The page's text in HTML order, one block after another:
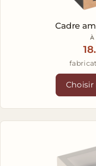
Cadre
À